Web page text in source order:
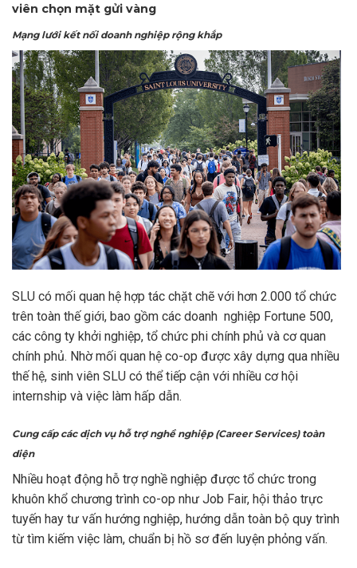
viên chọn mặt gửi vàng
Mạng lưới kết nối doanh nghiệp rộng khắp
SLU có mối quan hệ hợp tác chặt chẽ với hơn 2.000 tổ chức
trên toàn thế giới, bao gồm các doanh nghiệp Fortune 500,
các công ty khởi nghiệp, tổ chức phi chính phủ và cơ quan
chính phủ. Nhờ mối quan hệ co-op được xây dựng qua nhiều
thế hệ, sinh viên SLU có thể tiếp cận với nhiều cơ hội
internship và việc làm hấp dẫn.
Cung cấp các dịch vụ hỗ trợ nghề nghiệp (Career Services) toàn
diện
Nhiều hoạt động hỗ trợ nghề nghiệp được tổ chức trong
khuôn khổ chương trình co-op như Job Fair, hội thảo trực
tuyến hay tư vấn hướng nghiệp, hướng dẫn toàn bộ quy trình
từ tìm kiếm việc làm, chuẩn bị hồ sơ đến luyện phỏng vấn.